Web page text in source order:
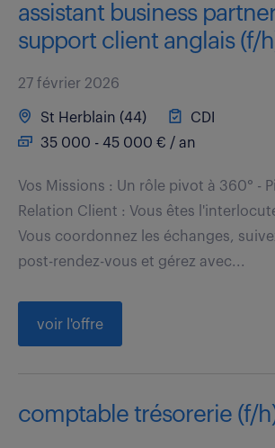
assistant business
support client anglais (f/
27 février 2026
St Herblain (44)
CDI
35 000 - 45 000 € / an
Vos Missions : Un rôle pivot à 360° -
Relation Client : Vous êtes
Vous coordonnez les échanges,
post-rendez-vous et gérez avec...
voir l'offre
comptable trésorerie (f/